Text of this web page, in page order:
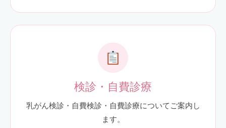
検診・自費診療
乳がん検診・自費検診・自費診療についてご案内し
ます。